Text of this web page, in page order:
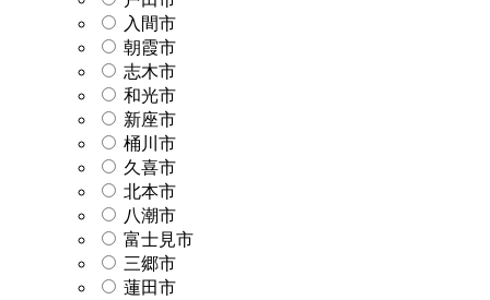
入間市
朝霞市
志木市
和光市
新座市
桶川市
久喜市
北本市
八潮市
富士見市
三郷市
蓮田市